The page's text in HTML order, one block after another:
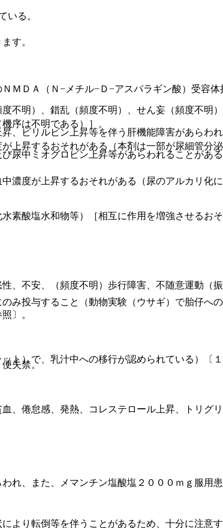
いる。
ＤＡ（Ｎ−メチル−Ｄ−アスパラギン酸）受容
序は不明である）］。
昇するおそれがある（本剤は一部が尿細管分
度が上昇するおそれがある（尿のアルカリ化
酸塩水和物等）［相互に作用を増強させるお
み投与すること（動物実験（ウサギ）で胎仔へ
〕。
ト）で、乳汁中への移行が認められている）〔１
れ、また、メマンチン塩酸塩２０００ｍｇ服用
明）、錯乱（頻度不明）、せん妄（頻度不明）
ビリルビン上昇等を伴う肝機能障害があらわれ
中ミオグロビン上昇等があらわれることがあ
不安、（頻度不明）歩行障害、不随意運動（
失禁。
倦怠感、発熱、コレステロール上昇、トリグ
り転倒等を伴うことがあるため、十分に注意す
す。